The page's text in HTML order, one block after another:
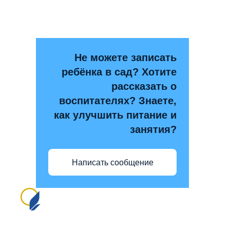
Не можете записать
ребёнка в сад? Хотите
рассказать о
воспитателях? Знаете,
как улучшить питание и
занятия?
Написать сообщение